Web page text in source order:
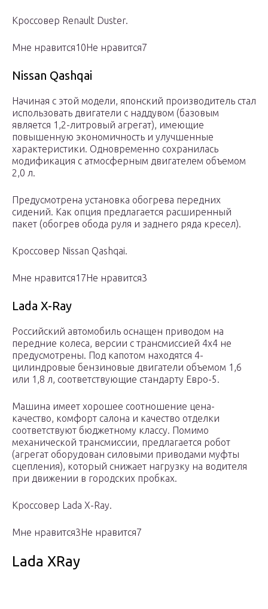
Кроссовер Renault Duster.
Мне нравится10Не нравится7
Nissan Qashqai
Начиная с этой модели, японский производитель стал
использовать двигатели с наддувом (базовым
является 1,2-литровый агрегат), имеющие
повышенную экономичность и улучшенные
характеристики. Одновременно сохранилась
модификация с атмосферным двигателем объемом
2,0 л.
Предусмотрена установка обогрева передних
сидений. Как опция предлагается расширенный
пакет (обогрев обода руля и заднего ряда кресел).
Кроссовер Nissan Qashqai.
Мне нравится17Не нравится3
Lada X-Ray
Российский автомобиль оснащен приводом на
передние колеса, версии с трансмиссией 4х4 не
предусмотрены. Под капотом находятся 4-
цилиндровые бензиновые двигатели объемом 1,6
или 1,8 л, соответствующие стандарту Евро-5.
Машина имеет хорошее соотношение цена-
качество, комфорт салона и качество отделки
соответствуют бюджетному классу. Помимо
механической трансмиссии, предлагается робот
(агрегат оборудован силовыми приводами муфты
сцепления), который снижает нагрузку на водителя
при движении в городских пробках.
Кроссовер Lada X-Ray.
Мне нравится3Не нравится7
Lada XRay